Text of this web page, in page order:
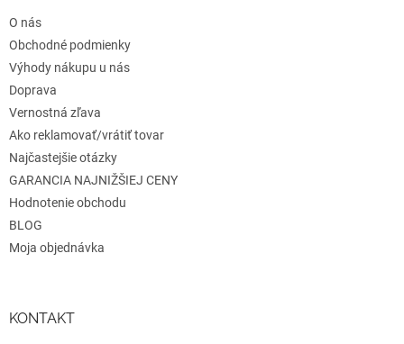
e
O nás
Obchodné podmienky
Výhody nákupu u nás
Doprava
Vernostná zľava
Ako reklamovať/vrátiť tovar
Najčastejšie otázky
GARANCIA NAJNIŽŠIEJ CENY
Hodnotenie obchodu
BLOG
Moja objednávka
KONTAKT